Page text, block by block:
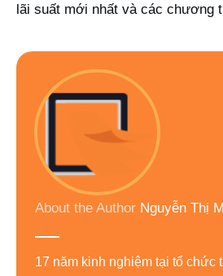
lãi suất mới nhất và các chương
About the Author Nguyễn Thị
17 năm kinh nghiệm tại tổ chức